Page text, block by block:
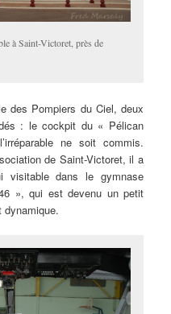
à Saint-Victoret, près de
des Pompiers du Ciel, deux
: le cockpit du « Pélican
ne soit commis.
de Saint-Victoret, il a
visitable dans le gymnase
», qui est devenu un petit
dynamique.